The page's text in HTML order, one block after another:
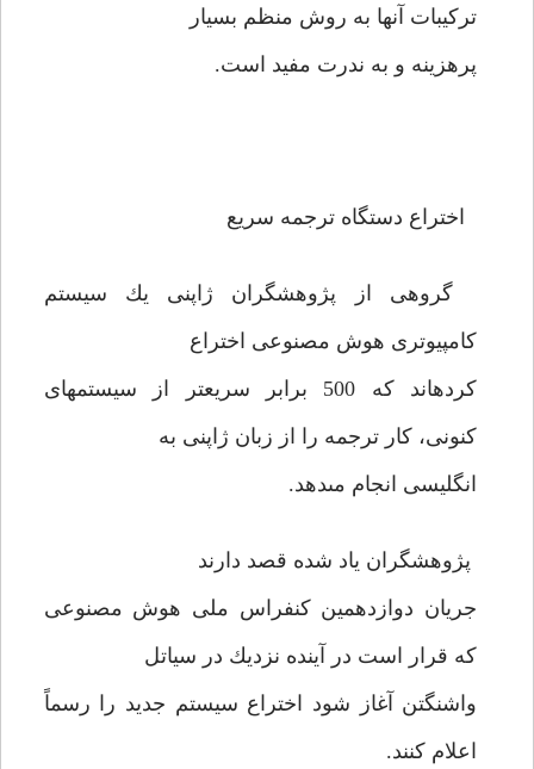
تركيبات آنها به روش منظم بسيار
پرهزينه و به ندرت مفيد است.
اختراع دستگاه ترجمه سريع
گروهى از پژوهشگران ژاپنى يك سيستم
كامپيوترى هوش مصنوعى اختراع
كرده‏اند كه 500 برابر سريعتر از سيستم‏هاى
كنونى، كار ترجمه را از زبان ژاپنى به
انگليسى انجام مى‏دهد.
پژوهشگران ياد شده قصد دارند
جريان دوازدهمين كنفراس ملى هوش مصنوعى
كه قرار است در آينده نزديك در سياتل
واشنگتن آغاز شود اختراع سيستم جديد را رسماً
اعلام كنند.